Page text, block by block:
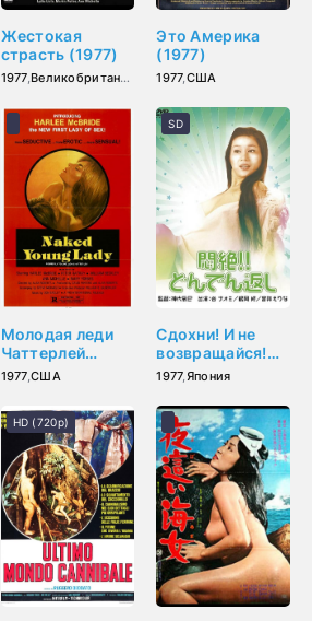
Жестокая
страсть (1977)
1977,Великобритания Италия,Германия (ФРГ)
Это Америка
(1977)
1977,США
Молодая леди
Чаттерлей
(1977)
1977,США
Сдохни! И не
возвращайся!
(1977)
1977,Япония
SD
HD (720p)